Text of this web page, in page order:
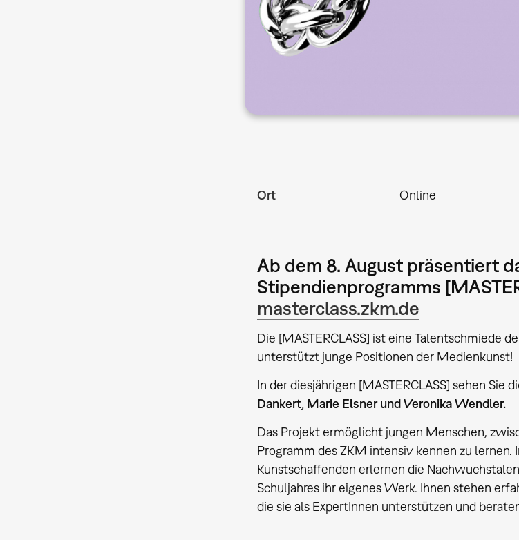
Ort Online
Ab dem 8. August präsentiert
Stipendienprogramms
masterclass.zkm.de
Die [MASTERCLASS] ist eine Talentschmiede
unterstützt junge Positionen der Medienkunst!
In der diesjährigen [MASTERCLASS] sehen Sie
Dankert, Marie Elsner und Veronika Wendler.
Das Projekt ermöglicht jungen Menschen,
Programm des ZKM intensiv kennen zu
Kunstschaffenden erlernen die
Schuljahres ihr eigenes Werk. Ihnen stehen
die sie als ExpertInnen unterstützen und